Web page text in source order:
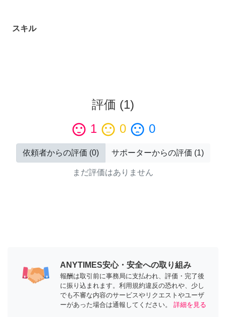
スキル
評価 (1)
sentiment_satisfied 1 sentiment_neutral 0 sentiment_dissatisfied 0
依頼者からの評価 (0) サポーターからの評価 (1)
まだ評価はありません
ANYTIMES安心・安全への取り組み
報酬は取引前に事務局に支払われ、評価・完了後
に振り込まれます。利用規約違反の恐れや、少し
でも不審な内容のサービスやリクエストやユーザ
ーがあった場合は通報してください。
詳細を見る